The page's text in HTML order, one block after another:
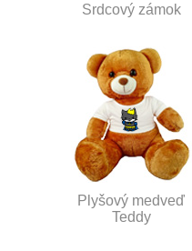
Srdcový zámok
Plyšový medveď
Teddy